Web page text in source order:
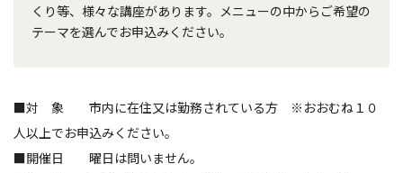
くり等、様々な講座があります。メニューの中からご希望の
テーマを選んでお申込みください。
■対 象 市内に在住又は勤務されている方 ※おおむね１０
人以上でお申込みください。
■開催日 曜日は問いません。